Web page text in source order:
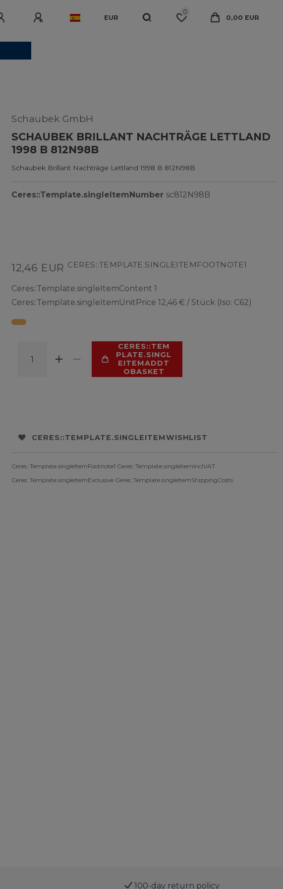
EUR
0
0,00 EUR
Schaubek GmbH
SCHAUBEK BRILLANT NACHTRÄGE LETTLAND
1998 B 812N98B
Schaubek Brillant Nachträge Lettland 1998 B 812N98B
Ceres::Template.singleItemNumber sc812N98B
12,46 EUR CERES::TEMPLATE.SINGLEITEMFOOTNOTE1
Ceres::Template.singleItemContent 1
Ceres::Template.singleItemUnitPrice 12,46 € / Stück (Iso: C62)
CERES::TEM
PLATE.SINGL
EITEMADDT
OBASKET
CERES::TEMPLATE.SINGLEITEMWISHLIST
Ceres::Template.singleItemFootnote1 Ceres::Template.singleItemInclVAT
Ceres::Template.singleItemExclusive Ceres::Template.singleItemShippingCosts
100-day return policy